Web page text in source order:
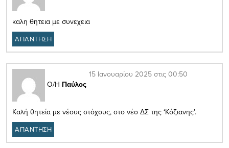
καλη θητεια με συνεχεια
ΑΠΑΝΤΗΣΗ
Ο/Η Παύλος
15 Ιανουαρίου 2025 στις 00:50
Καλή θητεία με νέους στόχους, στο νέο ΔΣ της ‘Κόζιανης’.
ΑΠΑΝΤΗΣΗ